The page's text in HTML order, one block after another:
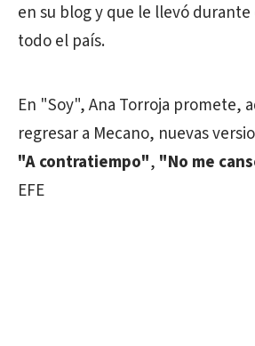
en su blog y que le llevó
todo el país.
En "Soy", Ana Torroja promete,
regresar a Mecano, nuevas
"A contratiempo", "No me
EFE